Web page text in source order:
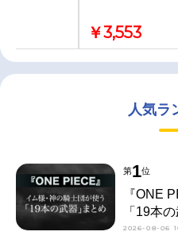
￥3,553
人気ラ
第1位
『ONE
「19本
2026-08-06